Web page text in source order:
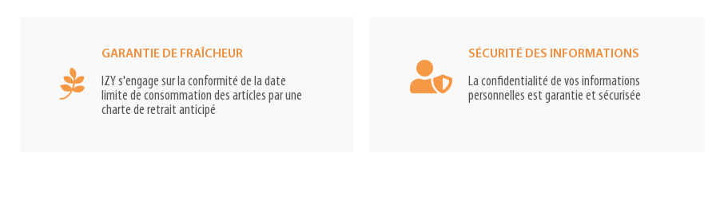
GARANTIE DE FRAÎCHEUR
IZY s'engage sur la conformité de la date
limite de consommation des articles par une
charte de retrait anticipé
SÉCURITÉ DES INFORMATIONS
La confidentialité de vos informations
personnelles est garantie et sécurisée